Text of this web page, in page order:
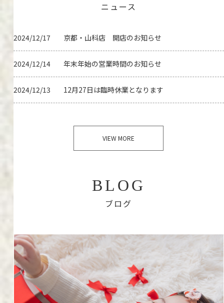
ニュース
2024/12/17 京都・山科店 開店のお知らせ
2024/12/14 年末年始の営業時間のお知らせ
2024/12/13 12月27日は臨時休業となります
VIEW MORE
BLOG
ブログ